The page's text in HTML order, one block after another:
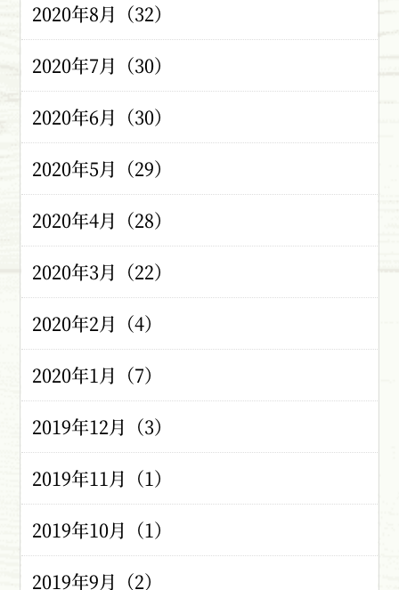
2020年8月（32）
2020年7月（30）
2020年6月（30）
2020年5月（29）
2020年4月（28）
2020年3月（22）
2020年2月（4）
2020年1月（7）
2019年12月（3）
2019年11月（1）
2019年10月（1）
2019年9月（2）